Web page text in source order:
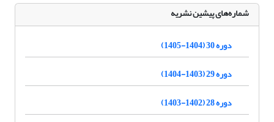
شماره‌های پیشین نشریه
دوره 30 (1404-1405)
دوره 29 (1403-1404)
دوره 28 (1402-1403)